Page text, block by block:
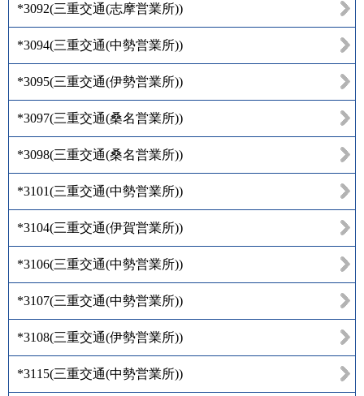
*3092(三重交通(志摩営業所))
*3094(三重交通(中勢営業所))
*3095(三重交通(伊勢営業所))
*3097(三重交通(桑名営業所))
*3098(三重交通(桑名営業所))
*3101(三重交通(中勢営業所))
*3104(三重交通(伊賀営業所))
*3106(三重交通(中勢営業所))
*3107(三重交通(中勢営業所))
*3108(三重交通(伊勢営業所))
*3115(三重交通(中勢営業所))